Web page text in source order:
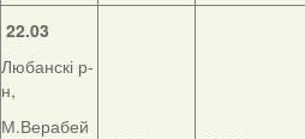
22.03
Любанскі р-
н,
М.Верабей